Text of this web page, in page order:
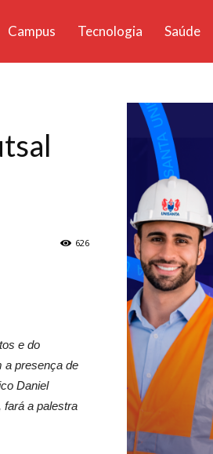
Campus Tecnologia Saúde
626
e do
a presença de
Daniel
fará a palestra